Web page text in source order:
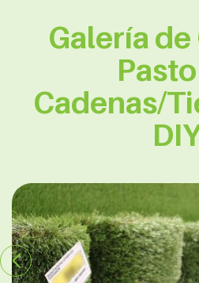
Galería
Cadenas/